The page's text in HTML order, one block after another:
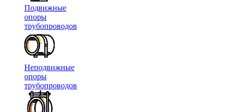
Подвижные
опоры
трубопроводов
Неподвижные
опоры
трубопроводов